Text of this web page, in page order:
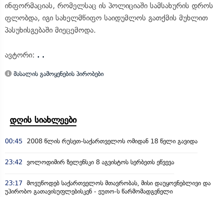
ინფორმაციას, რომელსაც ის პოლიციაში სამსახურის დროს
ფლობდა, იგი სახელმწიფო საიდუმლოს გათქმის მუხლით
პასუხისგებაში მიეცემოდა.
ავტორი: . .
მასალის გამოყენების პირობები
დღის სიახლეები
00:45 2008 წლის რუსეთ-საქართველოს ომიდან 18 წელი გავიდა
23:42 ვოლოდიმირ ზელენსკი 8 აგვისტოს სერბეთს ეწვევა
23:17 მოვუწოდებ საქართველოს მთავრობას, მისი დაუყოვნებლივი და
უპირობო გათავისუფლებისკენ - ეუთო-ს წარმომადგენელი